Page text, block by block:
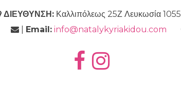
ΔΙΕΥΘΥΝΣΗ: Καλλιπόλεως 25Ζ Λευκωσία 1055
| Email: info@natalykyriakidou.com